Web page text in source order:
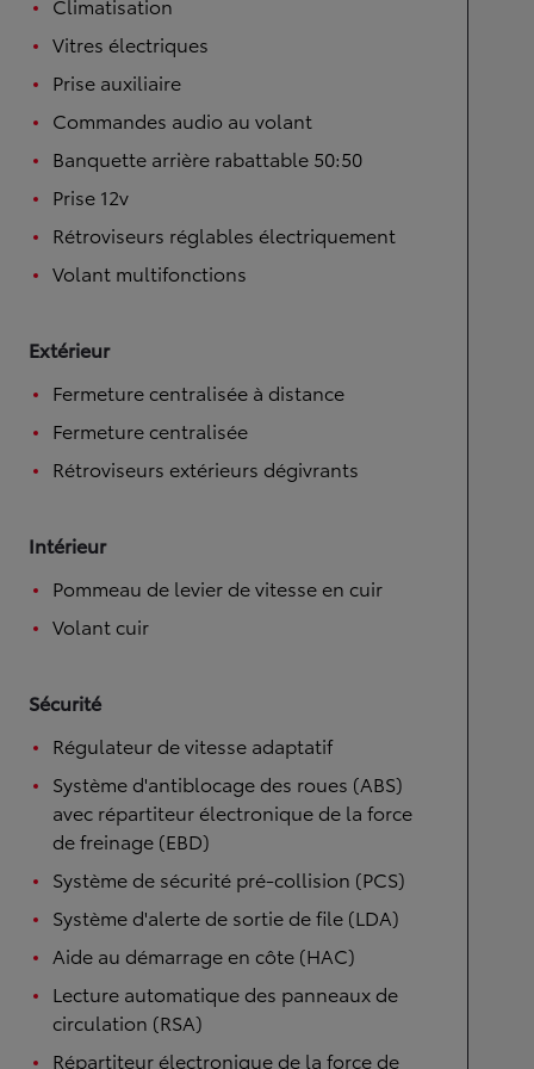
Vitres électriques
Prise auxiliaire
Commandes audio au volant
Banquette arrière rabattable 50:50
Prise 12v
Rétroviseurs réglables électriquement
Volant multifonctions
Extérieur
Fermeture centralisée à distance
Fermeture centralisée
Rétroviseurs extérieurs dégivrants
Intérieur
Pommeau de levier de vitesse en cuir
Volant cuir
Sécurité
Régulateur de vitesse adaptatif
Système d'antiblocage des roues (ABS)
avec répartiteur électronique de la force
de freinage (EBD)
Système de sécurité pré-collision (PCS)
Système d'alerte de sortie de file (LDA)
Aide au démarrage en côte (HAC)
Lecture automatique des panneaux de
circulation (RSA)
Répartiteur électronique de la force de